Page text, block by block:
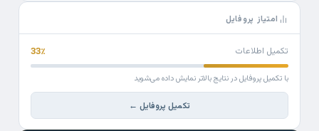
امتیاز پروفایل
تکمیل اطلاعات 33٪
با تکمیل پروفایل در نتایج بالاتر نمایش داده می‌شوید
تکمیل پروفایل ←